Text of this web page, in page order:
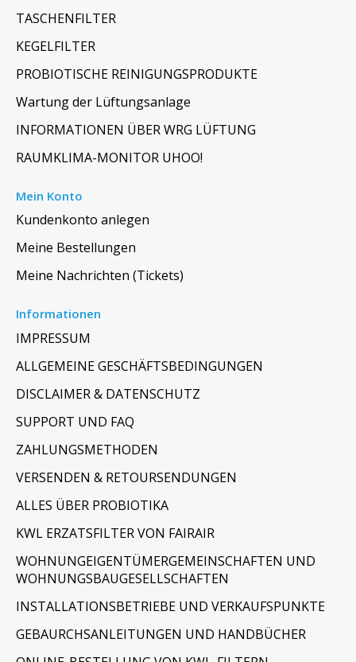
TASCHENFILTER
KEGELFILTER
PROBIOTISCHE REINIGUNGSPRODUKTE
Wartung der Lüftungsanlage
INFORMATIONEN ÜBER WRG LÜFTUNG
RAUMKLIMA-MONITOR UHOO!
Mein Konto
Kundenkonto anlegen
Meine Bestellungen
Meine Nachrichten (Tickets)
Informationen
IMPRESSUM
ALLGEMEINE GESCHÄFTSBEDINGUNGEN
DISCLAIMER & DATENSCHUTZ
SUPPORT UND FAQ
ZAHLUNGSMETHODEN
VERSENDEN & RETOURSENDUNGEN
ALLES ÜBER PROBIOTIKA
KWL ERZATSFILTER VON FAIRAIR
WOHNUNGEIGENTÜMERGEMEINSCHAFTEN UND
WOHNUNGSBAUGESELLSCHAFTEN
INSTALLATIONSBETRIEBE UND VERKAUFSPUNKTE
GEBAURCHSANLEITUNGEN UND HANDBÜCHER